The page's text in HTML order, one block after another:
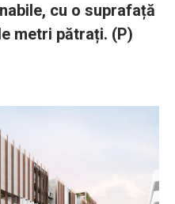
cu o suprafață
metri pătrați. (P)